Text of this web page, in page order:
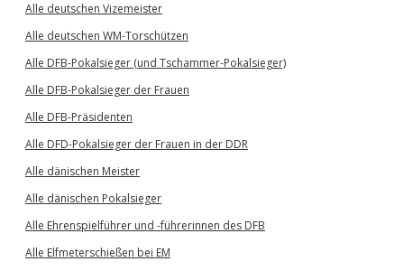
Alle deutschen Vizemeister
Alle deutschen WM-Torschützen
Alle DFB-Pokalsieger (und Tschammer-Pokalsieger)
Alle DFB-Pokalsieger der Frauen
Alle DFB-Präsidenten
Alle DFD-Pokalsieger der Frauen in der DDR
Alle dänischen Meister
Alle dänischen Pokalsieger
Alle Ehrenspielführer und -führerinnen des DFB
Alle Elfmeterschießen bei EM